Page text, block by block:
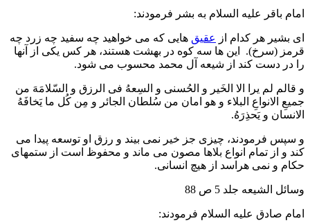
امام باقر علیه السلام به بشر فرمودند:
ای بشیر هر کدام از عقیق هایی که می خواهید چه سفید چه زرد چه
قرمز (سرخ). این ها سه کوه در بهشت هستند، هر کس یکی از آنها
را در دست کند از شیعه آل محمد محسوب می شود.
و قالم لم یرا الا الخَیر و الحُسنی و السِعهُ فی الرزق و السّلامَهَ من
جمیعِ الانواعِ البلاء و هو امان من سُلطان الجائر و مِن کُل ما یَخافَهُ
الانسان و یَحذِرَهُ.
و سپس فرمودند، چیزی جز خیر نمی بیند و رزق او توسعه پیدا می
کند و از تمام انواع بلاها مصون می ماند و محفوظ است از ستمهای
حکام و نمی هراسد از هیچ انسانی.
وسائل الشیعه جلد 5 ص 88
امام صادق علیه السلام فرمودند: